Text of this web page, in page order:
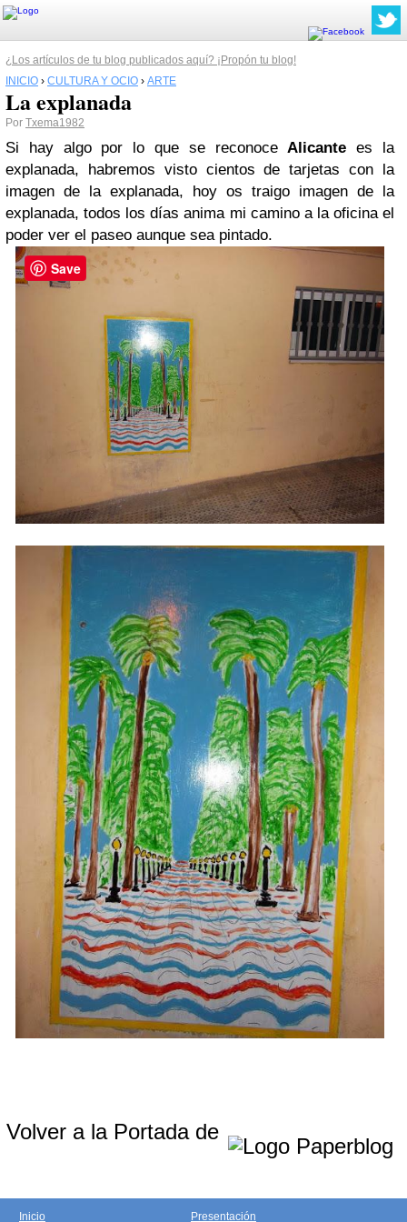
¿Los artículos de tu blog publicados aquí? ¡Propón tu blog!
INICIO › CULTURA Y OCIO › ARTE
La explanada
Por Txema1982
Si hay algo por lo que se reconoceAlicante es la
explanada, habremos visto cientos de tarjetas con la
imagen de la explanada, hoy os traigo imagen de la
explanada, todos los días anima mi camino a la oficina el
poder ver el paseo aunque sea pintado.
Volver a la Portada de
Inicio Presentación
Save